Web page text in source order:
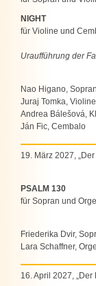
NIGHT
für Violine und
Uraufführung der
Nao Higano, Sopran
Juraj Tomka, Violine
Andrea Bálešová,
Ján Fic, Cembalo
19. März 2027,
PSALM 130
für Sopran und Orgel
Friederika Dvir,
Lara Schaffner, Orgel
16. April 2027,